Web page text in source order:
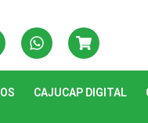
CAJUCAP DIGITAL